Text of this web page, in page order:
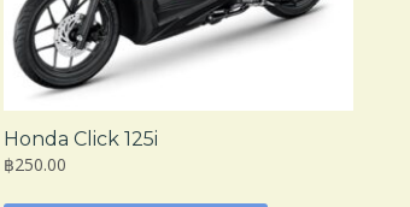
Honda Click 125i
฿250.00